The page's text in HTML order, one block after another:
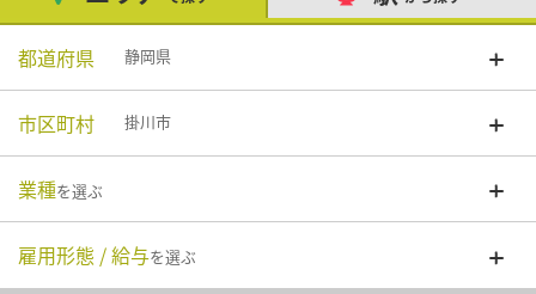
都道府県 静岡県
市区町村 掛川市
業種を選ぶ
雇用形態 / 給与を選ぶ